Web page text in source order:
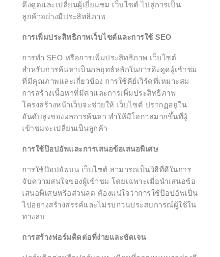
ดึงดูดและเปลี่ยนผู้เยี่ยมชม เว็บไซต์ ไปสู่การเป็น
ลูกค้าอย่างมีประสิทธิภาพ
การเพิ่มประสิทธิภาพเว็บไซต์และการใช้ SEO
การทำ SEO หรือการเพิ่มประสิทธิภาพ เว็บไซต์
สำหรับการค้นหาเป็นกลยุทธ์หลักในการดึงดูดผู้เข้าชม
ที่มีคุณภาพและเกี่ยวข้อง การใช้คีย์เวิร์ดที่เหมาะสม
การสร้างเนื้อหาที่มีค่าและการเพิ่มประสิทธิภาพ
โครงสร้างหน้าเว็บจะช่วยให้ เว็บไซต์ ปรากฏอยู่ใน
อันดับสูงของผลการค้นหา ทำให้มีโอกาสมากขึ้นที่ผู้
เข้าชมจะเปลี่ยนเป็นลูกค้า
การใช้ป๊อปอัพและการเสนอข้อเสนอพิเศษ
การใช้ป๊อปอัพบน เว็บไซต์ สามารถเป็นวิธีที่ดีในการ
จับความสนใจของผู้เข้าชม โดยเฉพาะเมื่อนำเสนอข้อ
เสนอพิเศษหรือส่วนลด ต้องแน่ใจว่าการใช้ป๊อปอัพเป็น
ไปอย่างสร้างสรรค์และไม่รบกวนประสบการณ์ผู้ใช้ใน
ทางลบ
การสร้างฟอร์มติดต่อที่ง่ายและชัดเจน